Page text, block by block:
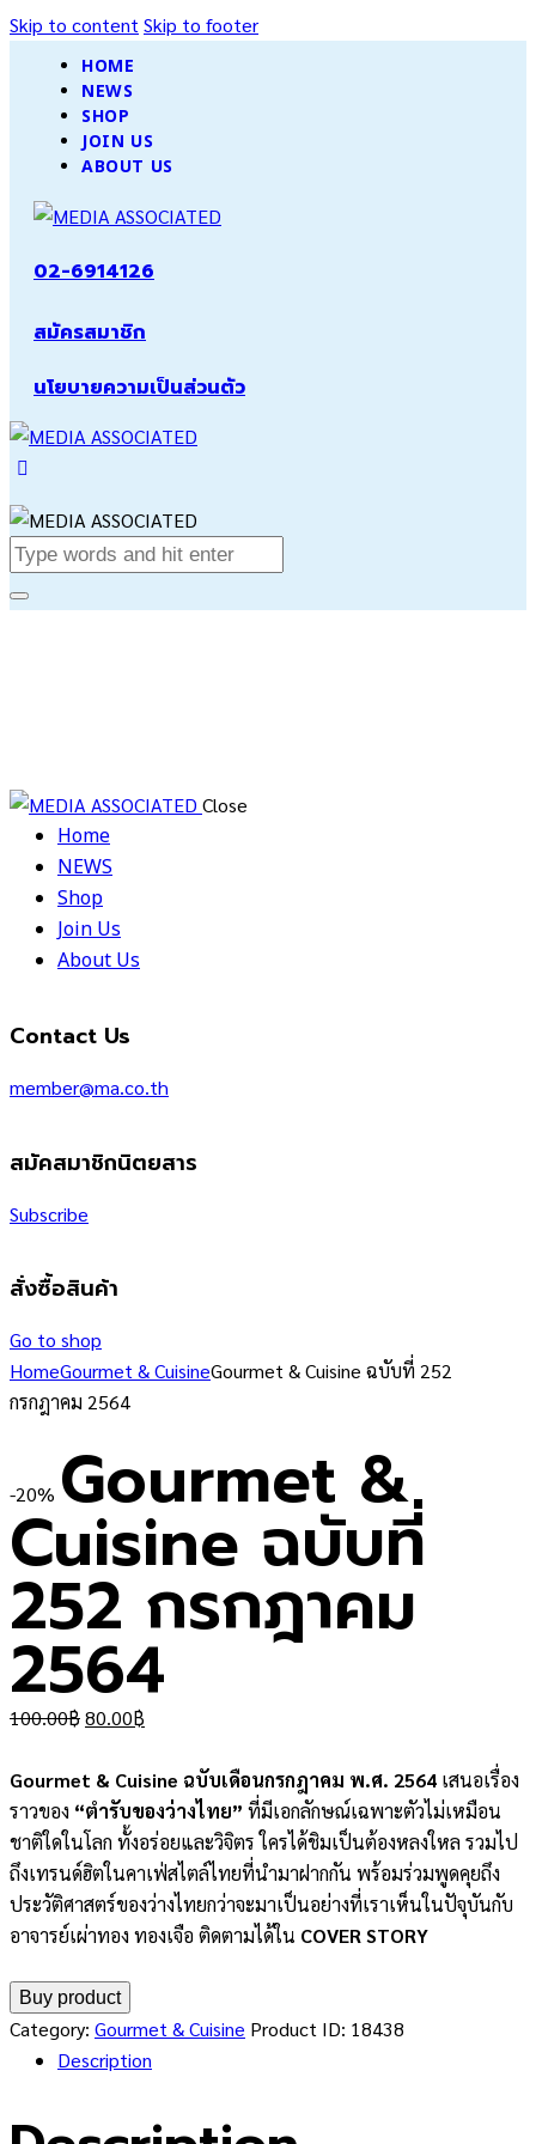
Skip to content Skip to footer
HOME
NEWS
SHOP
JOIN US
ABOUT US
02-6914126
สมัครสมาชิก
นโยบายความเป็นส่วนตัว
Close
Home
NEWS
Shop
Join Us
About Us
Contact Us
member@ma.co.th
สมัคสมาชิกนิตยสาร
Subscribe
สั่งซื้อสินค้า
Go to shop
HomeGourmet & CuisineGourmet & Cuisine ฉบับที่ 252
กรกฎาคม 2564
-20% Gourmet &
Cuisine ฉบับที่
252 กรกฎาคม
2564
100.00฿Original
was:
100.00฿.
80.00฿
is:
80.00฿.
Gourmet & Cuisine ฉบับเดือนกรกฎาคม พ.ศ. 2564 เสนอเรื่อง
ราวของ “ตำรับของว่างไทย” ที่มีเอกลักษณ์เฉพาะตัวไม่เหมือน
ชาติใดในโลก ทั้งอร่อยและวิจิตร ใครได้ชิมเป็นต้องหลงใหล รวมไป
ถึงเทรนด์ฮิตในคาเฟ่สไตล์ไทยที่นำมาฝากกัน พร้อมร่วมพูดคุยถึง
ประวัติศาสตร์ของว่างไทยกว่าจะมาเป็นอย่างที่เราเห็นในปัจุบันกับ
อาจารย์เผ่าทอง ทองเจือ ติดตามได้ใน COVER STORY
Buy product
Category: Gourmet & Cuisine Product ID: 18438
Description